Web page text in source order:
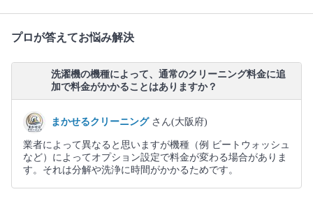
プロが答えてお悩み解決
洗濯機の機種によって、通常のクリーニング料金に追
加で料金がかかることはありますか？
まかせるクリーニング さん(大阪府)
業者によって異なると思いますが機種（例 ビートウォッシュ
など）によってオプション設定で料金が変わる場合がありま
す。それは分解や洗浄に時間がかかるためです。